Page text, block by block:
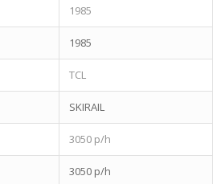
1985
1985
TCL
SKIRAIL
3050 p/h
3050 p/h